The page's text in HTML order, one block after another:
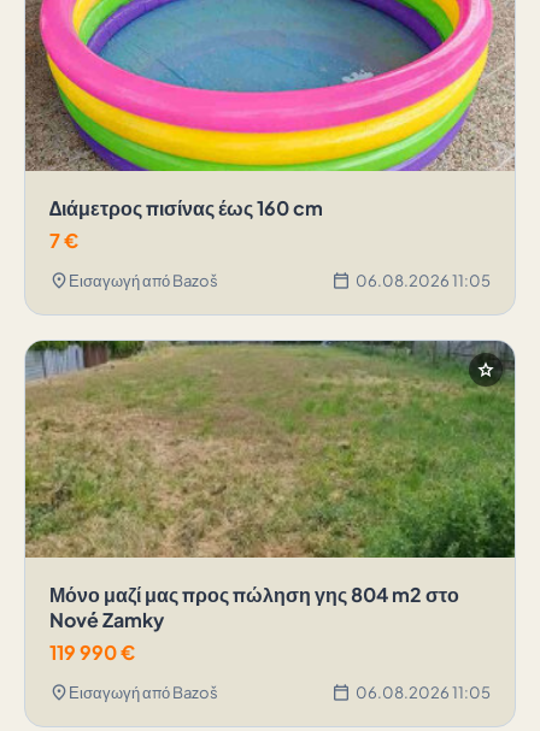
Διάμετρος πισίνας έως 160 cm
7€
location_onΕισαγωγή από Bazoš calendar_today 06.08.2026 11:05
star
Μόνο μαζί μας προς πώληση γης 804 m2 στο
Nové Zamky
119 990€
location_onΕισαγωγή από Bazoš calendar_today 06.08.2026 11:05